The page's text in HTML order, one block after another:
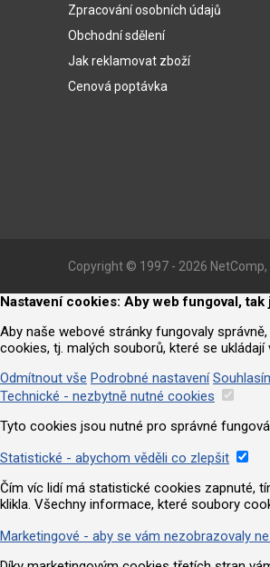
Zpracování osobních údajů
Obchodní sdělení
Jak reklamovat zboží
Cenová poptávka
Copyright © 1997 - 2026 NetComp,
Nastavení cookies: Aby web fungoval, tak
Aby naše webové stránky fungovaly
cookies, tj. malých souborů, které se ukládají
Odmítnout vše Podrobné nastavení
Technické - nezbytně nutné cookies
Tyto cookies jsou nutné pro správné
Statistické - abychom věděli co zlepšit
Čím víc lidí má statistické cookies zapnuté,
klikla. Všechny informace, které soubory
Marketingové - aby se vám nezobrazovaly